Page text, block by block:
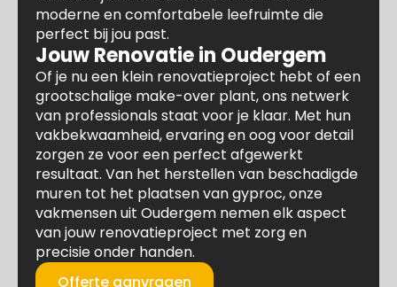
moderne en comfortabele leefruimte die
perfect bij jou past.
Jouw Renovatie in Oudergem
Of je nu een klein renovatieproject hebt of een
grootschalige make-over plant, ons netwerk
van professionals staat voor je klaar. Met hun
vakbekwaamheid, ervaring en oog voor detail
zorgen ze voor een perfect afgewerkt
resultaat. Van het herstellen van beschadigde
muren tot het plaatsen van gyproc, onze
vakmensen uit Oudergem nemen elk aspect
van jouw renovatieproject met zorg en
precisie onder handen.
Offerte aanvragen